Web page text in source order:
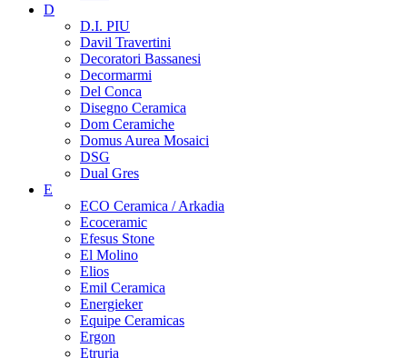
D
D.I. PIU
Davil Travertini
Decoratori Bassanesi
Decormarmi
Del Conca
Disegno Ceramica
Dom Ceramiche
Domus Aurea Mosaici
DSG
Dual Gres
E
ECO Ceramica / Arkadia
Ecoceramic
Efesus Stone
El Molino
Elios
Emil Ceramica
Energieker
Equipe Ceramicas
Ergon
Etruria